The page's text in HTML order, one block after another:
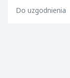
Do uzgodnienia